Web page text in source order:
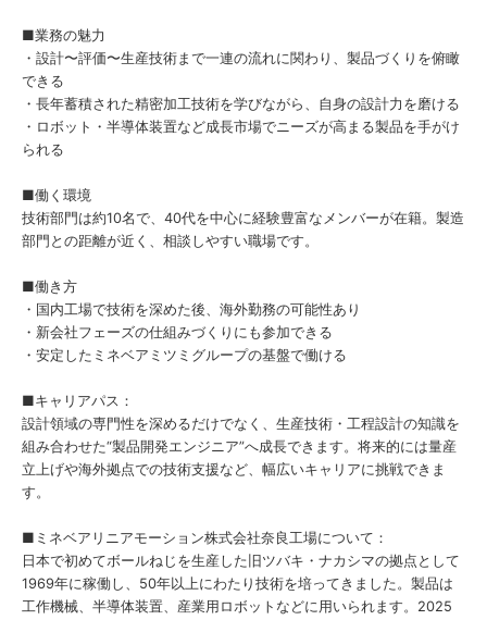
■業務の魅力
・設計〜評価〜生産技術まで一連の流れに関わり、製品づくりを俯瞰
できる
・長年蓄積された精密加工技術を学びながら、自身の設計力を磨ける
・ロボット・半導体装置など成長市場でニーズが高まる製品を手がけ
られる
■働く環境
技術部門は約10名で、40代を中心に経験豊富なメンバーが在籍。製造
部門との距離が近く、相談しやすい職場です。
■働き方
・国内工場で技術を深めた後、海外勤務の可能性あり
・新会社フェーズの仕組みづくりにも参加できる
・安定したミネベアミツミグループの基盤で働ける
■キャリアパス：
設計領域の専門性を深めるだけでなく、生産技術・工程設計の知識を
組み合わせた“製品開発エンジニア”へ成長できます。将来的には量産
立上げや海外拠点での技術支援など、幅広いキャリアに挑戦できま
す。
■ミネベアリニアモーション株式会社奈良工場について：
日本で初めてボールねじを生産した旧ツバキ・ナカシマの拠点として
1969年に稼働し、50年以上にわたり技術を培ってきました。製品は
工作機械、半導体装置、産業用ロボットなどに用いられます。2025